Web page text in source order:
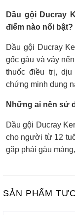
Dầu gội Ducray
điểm nào nổi bật?
Dầu gội Ducray
gốc gàu và vảy
thuốc điều trị,
chứng minh dung
Những ai nên sử
Dầu gội Ducray
cho người từ 12
gặp phải gàu
SẢN PHẨM